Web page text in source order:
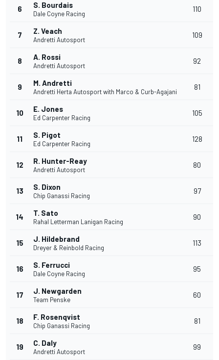
6 S. Bourdais
Dale Coyne Racing
110
7 Z. Veach
Andretti Autosport
109
8 A. Rossi
Andretti Autosport
92
9 M. Andretti
Andretti Herta Autosport with Marco & Curb-Agajani
81
10 E. Jones
Ed Carpenter Racing
105
11 S. Pigot
Ed Carpenter Racing
128
12 R. Hunter-Reay
Andretti Autosport
80
13 S. Dixon
Chip Ganassi Racing
97
14 T. Sato
Rahal Letterman Lanigan Racing
90
15 J. Hildebrand
Dreyer & Reinbold Racing
113
16 S. Ferrucci
Dale Coyne Racing
95
17 J. Newgarden
Team Penske
60
18 F. Rosenqvist
Chip Ganassi Racing
81
19 C. Daly
Andretti Autosport
99